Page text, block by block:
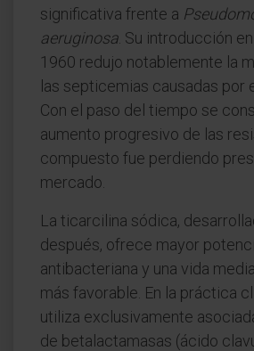
significativa frente a
aeruginosa . Su introducción
1960 redujo notablemente la
las septicemias causadas por
Con el paso del tiempo se
aumento progresivo de las
compuesto fue perdiendo
mercado.
La ticarcilina sódica,
después, ofrece mayor
antibacteriana y una vida
más favorable. En la práctica
utiliza exclusivamente
de betalactamasas (ácido